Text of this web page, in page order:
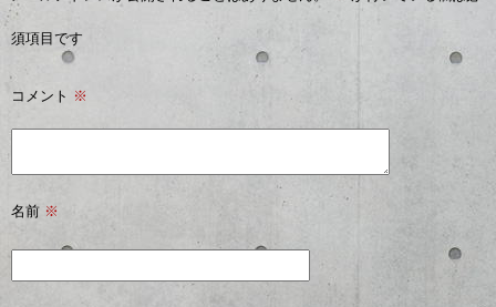
須項目です
コメント ※
名前 ※